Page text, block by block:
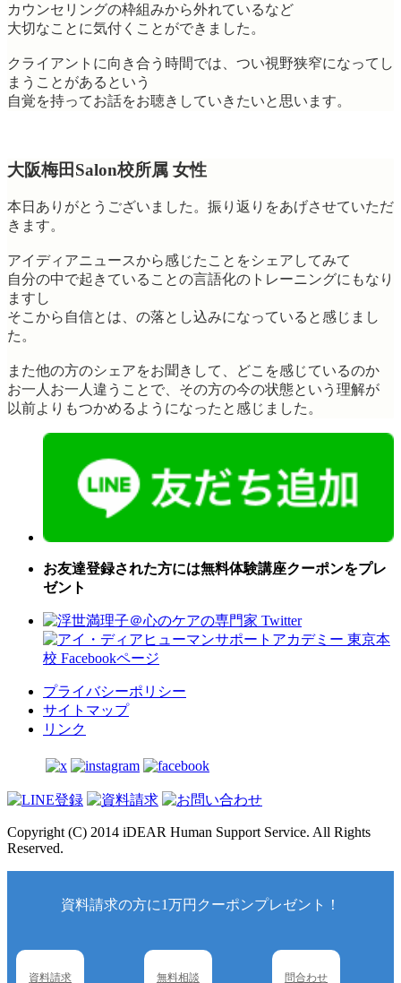
カウンセリングの枠組みから外れているなど
大切なことに気付くことができました。
クライアントに向き合う時間では、つい視野狭窄になってし
まうことがあるという
自覚を持ってお話をお聴きしていきたいと思います。
大阪梅田Salon校所属 女性
本日ありがとうございました。振り返りをあげさせていただ
きます。
アイディアニュースから感じたことをシェアしてみて
自分の中で起きていることの言語化のトレーニングにもなり
ますし
そこから自信とは、の落とし込みになっていると感じまし
た。
また他の方のシェアをお聞きして、どこを感じているのか
お一人お一人違うことで、その方の今の状態という理解が
以前よりもつかめるようになったと感じました。
お友達登録された方には無料体験講座クーポンをプレ
ゼント
プライバシーポリシー
サイトマップ
リンク
Copyright (C) 2014 iDEAR Human Support Service. All Rights
Reserved.
資料請求の方に1万円クーポンプレゼント！
資料請求 無料相談 問合わせ